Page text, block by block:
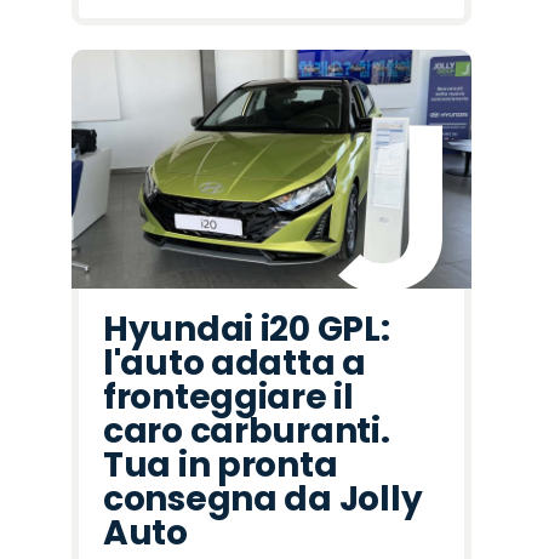
Hyundai i20 GPL:
l'auto adatta a
fronteggiare il
caro carburanti.
Tua in pronta
consegna da Jolly
Auto